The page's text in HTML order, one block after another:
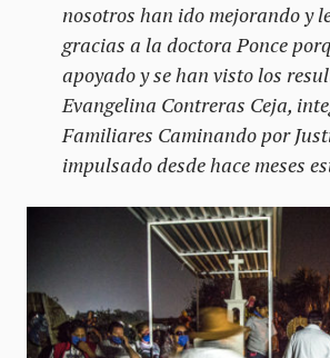
nosotros han ido mejorando y
gracias a la doctora Ponce
apoyado y se han visto los
Evangelina Contreras Ceja,
Familiares Caminando por
impulsado desde hace meses